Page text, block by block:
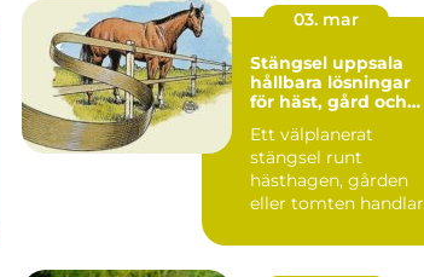
03. mar
Stängsel uppsala
hållbara lösningar
för häst, gård och
Ett välplanerat
stängsel runt
hästhagen, gården
eller tomten handlar
markera en g...